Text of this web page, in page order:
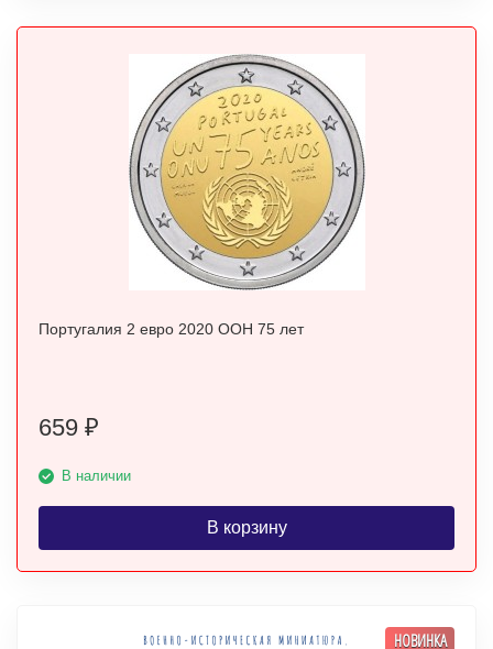
Португалия 2 евро 2020 ООН 75 лет
659 ₽
В наличии
В корзину
НОВИНКА